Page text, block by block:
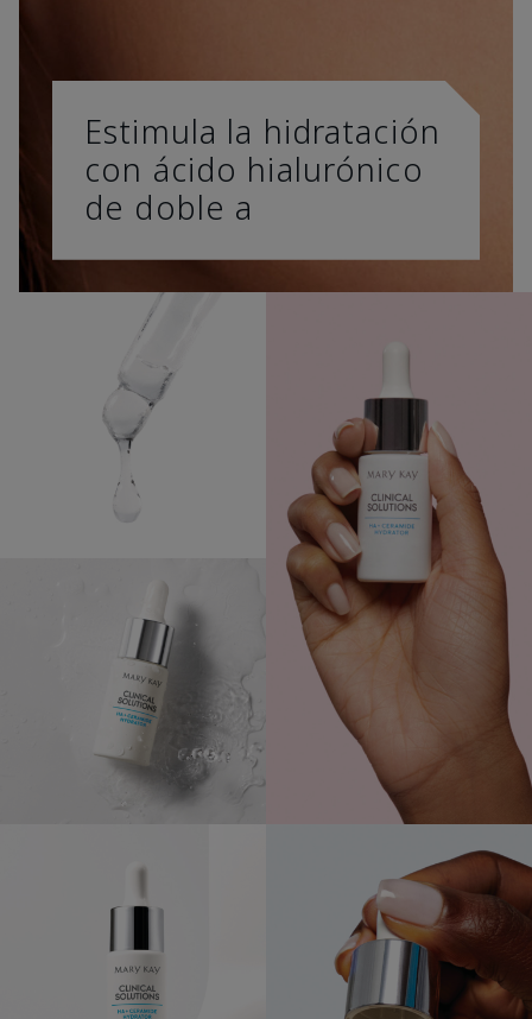
Estimula la hidratación
con ácido hialurónico
de doble a